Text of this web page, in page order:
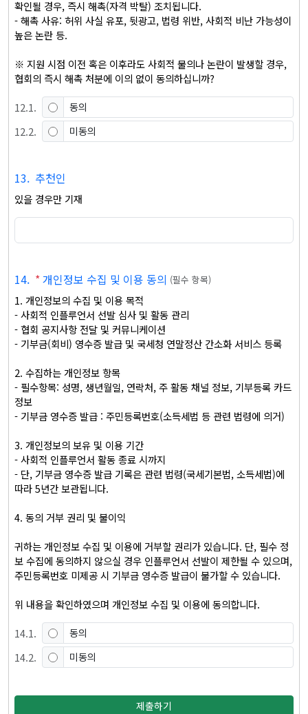
확인될 경우, 즉시 해촉(자격 박탈) 조치됩니다.
- 해촉 사유: 허위 사실 유포, 뒷광고, 법령 위반, 사회적 비난 가능성이
높은 논란 등.
※ 지원 시점 이전 혹은 이후라도 사회적 물의나 논란이 발생할 경우,
협회의 즉시 해촉 처분에 이의 없이 동의하십니까?
12.1. 동의
12.2. 미동의
13. 추천인
있을 경우만 기재
14. *개인정보 수집 및 이용 동의 (필수 항목)
1. 개인정보의 수집 및 이용 목적
- 사회적 인플루언서 선발 심사 및 활동 관리
- 협회 공지사항 전달 및 커뮤니케이션
- 기부금(회비) 영수증 발급 및 국세청 연말정산 간소화 서비스 등록
2. 수집하는 개인정보 항목
- 필수항목: 성명, 생년월일, 연락처, 주 활동 채널 정보, 기부등록 카드
정보
- 기부금 영수증 발급 : 주민등록번호(소득세법 등 관련 법령에 의거)
3. 개인정보의 보유 및 이용 기간
- 사회적 인플루언서 활동 종료 시까지
- 단, 기부금 영수증 발급 기록은 관련 법령(국세기본법, 소득세법)에
따라 5년간 보관됩니다.
4. 동의 거부 권리 및 불이익
귀하는 개인정보 수집 및 이용에 거부할 권리가 있습니다. 단, 필수 정
보 수집에 동의하지 않으실 경우 인플루언서 선발이 제한될 수 있으며,
주민등록번호 미제공 시 기부금 영수증 발급이 불가할 수 있습니다.
위 내용을 확인하였으며 개인정보 수집 및 이용에 동의합니다.
14.1. 동의
14.2. 미동의
제출하기